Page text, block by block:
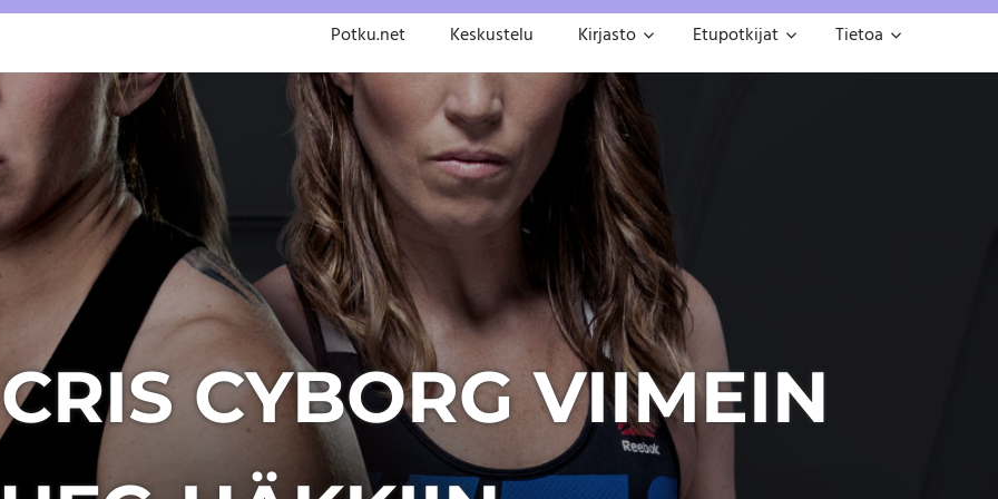
Potku.net Keskustelu Kirjasto Etupotkijat Tietoa
CYBORG VIIMEIN